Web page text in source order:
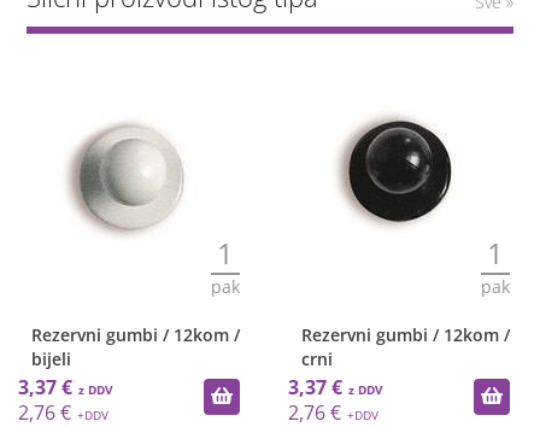
1
pak
Rezervni gumbi / 12kom /
bijeli
3,37 €
2,76 €
1
pak
Rezervni gumbi / 12kom /
crni
3,37 €
2,76 €